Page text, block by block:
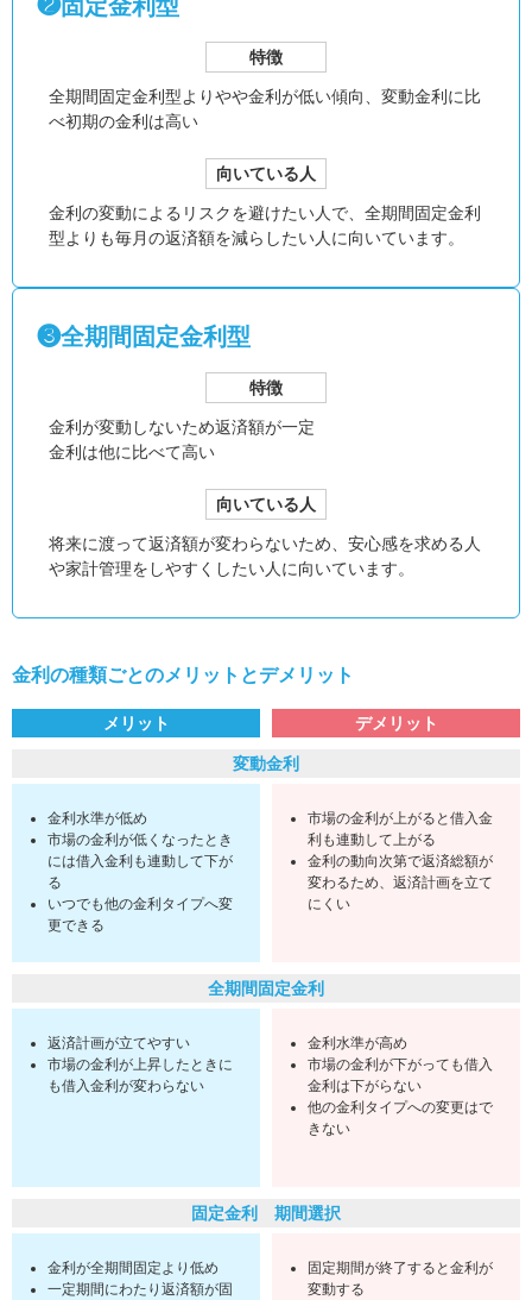
❷固定金利型
特徴
全期間固定金利型よりやや金利が低い傾向、 変動金利に比
べ初期の金利は高い
向いている人
金利の変動によるリスクを避けたい人で、全期間固定金利
型よりも毎月の返済額を減らしたい人に向いています。
❸全期間固定金利型
特徴
金利が変動しないため返済額が一定
金利は他に比べて高い
向いている人
将来に渡って返済額が変わらないため、安心感を求める人
や家計管理をしやすくしたい人に向いています。
金利の種類ごとのメリットとデメリット
メリット デメリット
変動金利
金利水準が低め
市場の金利が低くなったとき
には借入金利も連動して下が
る
いつでも他の金利タイプへ変
更できる
市場の金利が上がると借入金
利も連動して上がる
金利の動向次第で返済総額が
変わるため、返済計画を立て
にくい
全期間固定金利
返済計画が立てやすい
市場の金利が上昇したときに
も借入金利が変わらない
金利水準が高め
市場の金利が下がっても借入
金利は下がらない
他の金利タイプへの変更はで
きない
固定金利 期間選択
金利が全期間固定より低め
一定期間にわたり返済額が固
固定期間が終了すると金利が
変動する